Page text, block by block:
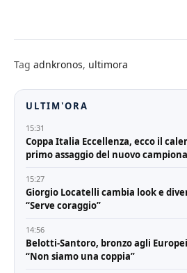
Tag adnkronos, ultimora
ULTIM'ORA
15:31
Coppa Italia Eccellenza, ecco il
primo assaggio del nuovo
15:27
Giorgio Locatelli cambia look e
“Serve coraggio”
14:56
Belotti-Santoro, bronzo agli
“Non siamo una coppia”